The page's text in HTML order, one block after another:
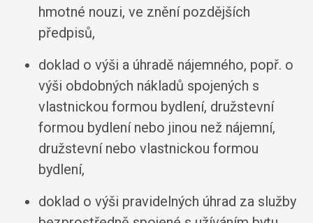
hmotné nouzi, ve znění pozdějších
předpisů,
doklad o výši a úhradě nájemného, popř. o
výši obdobných nákladů spojených s
vlastnickou formou bydlení, družstevní
formou bydlení nebo jinou než nájemní,
družstevní nebo vlastnickou formou
bydlení,
doklad o výši pravidelných úhrad za služby